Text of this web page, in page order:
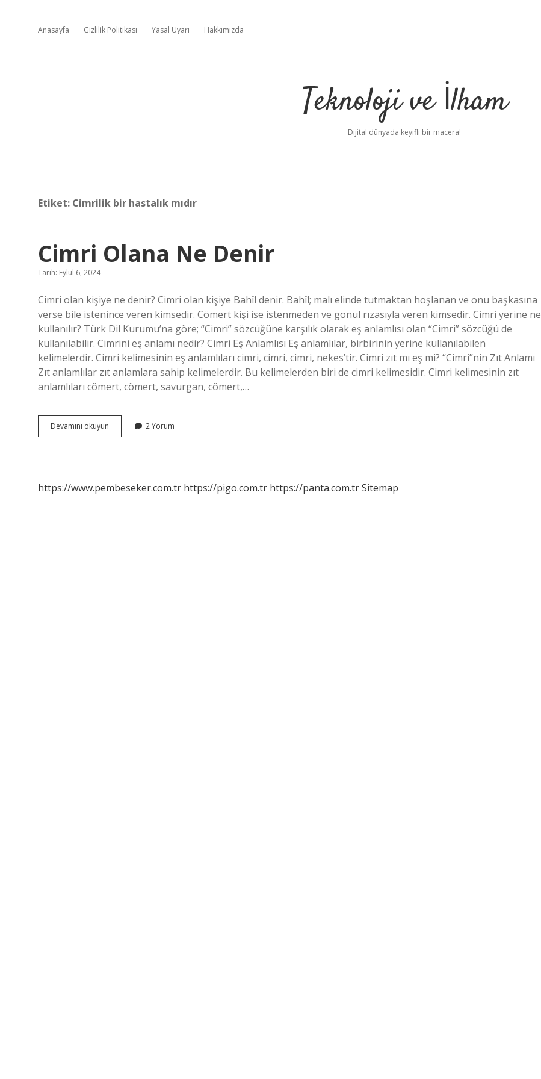
Anasayfa Gizlilik Politikası Yasal Uyarı Hakkımızda
Teknoloji ve İlham
Dijital dünyada keyifli bir macera!
Etiket: Cimrilik bir hastalık mıdır
Cimri Olana Ne Denir
Tarih: Eylül 6, 2024
Cimri olan kişiye ne denir? Cimri olan kişiye Bahîl denir. Bahîl; malı elinde tutmaktan hoşlanan ve onu başkasına
verse bile istenince veren kimsedir. Cömert kişi ise istenmeden ve gönül rızasıyla veren kimsedir. Cimri yerine ne
kullanılır? Türk Dil Kurumu’na göre; “Cimri” sözcüğüne karşılık olarak eş anlamlısı olan “Cimri” sözcüğü de
kullanılabilir. Cimrini eş anlamı nedir? Cimri Eş Anlamlısı Eş anlamlılar, birbirinin yerine kullanılabilen
kelimelerdir. Cimri kelimesinin eş anlamlıları cimri, cimri, cimri, nekes’tir. Cimri zıt mı eş mi? “Cimri”nin Zıt Anlamı
Zıt anlamlılar zıt anlamlara sahip kelimelerdir. Bu kelimelerden biri de cimri kelimesidir. Cimri kelimesinin zıt
anlamlıları cömert, cömert, savurgan, cömert,…
Devamını okuyun
Olana
2 Yorum
https://www.pembeseker.com.tr https://pigo.com.tr https://panta.com.trSitemap